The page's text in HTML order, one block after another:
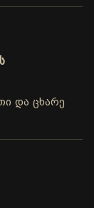
და ცხარე